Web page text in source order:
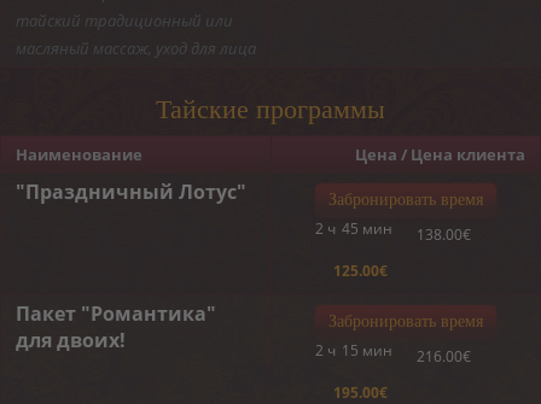
тайский традиционный или
масляный массаж, уход для лица
Тайские программы
Наименование Цена / Цена клиента
"Праздничный Лотус" Забронировать время
2 ч 45 мин
138.00€
125.00€
Пакет "Романтика"
для двоих!
Забронировать время
2 ч 15 мин
216.00€
195.00€